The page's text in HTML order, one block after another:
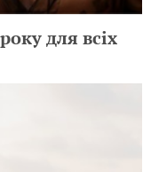
для всіх